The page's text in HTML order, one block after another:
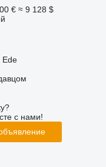
€ ≈ 9 128 $
с нами!